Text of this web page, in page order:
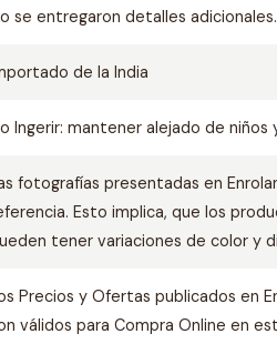
se entregaron detalles adicionales.
de la India
Ingerir: mantener alejado de niños
fotografías presentadas en
Esto implica, que los
tener variaciones de color y
Precios y Ofertas publicados en
válidos para Compra Online en